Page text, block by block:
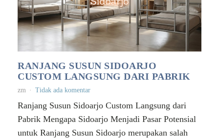
RANJANG SUSUN SIDOARJO
CUSTOM LANGSUNG DARI PABRIK
zm Tidak ada komentar
Ranjang Susun Sidoarjo Custom Langsung dari
Pabrik Mengapa Sidoarjo Menjadi Pasar Potensial
untuk Ranjang Susun Sidoarjo merupakan salah